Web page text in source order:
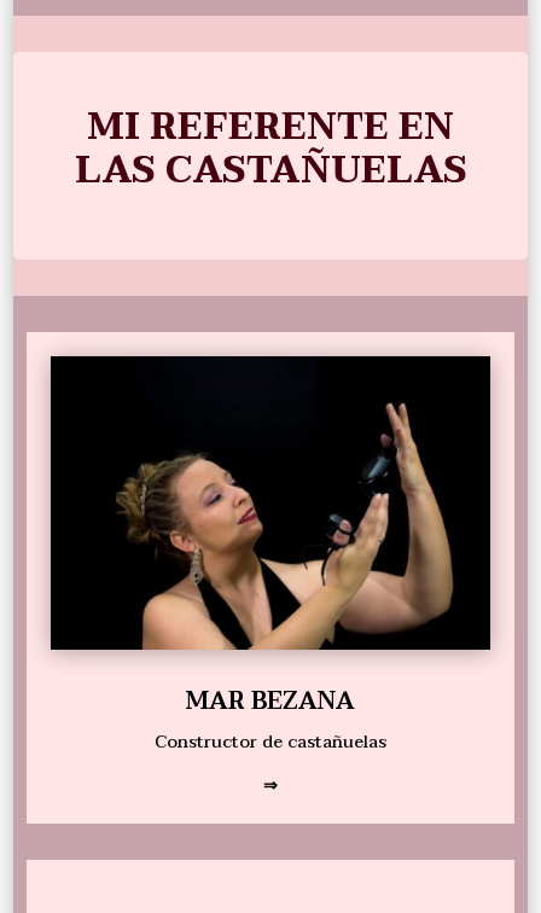
MI REFERENTE EN
LAS CASTAÑUELAS
MAR BEZANA
Constructor de castañuelas
⇒